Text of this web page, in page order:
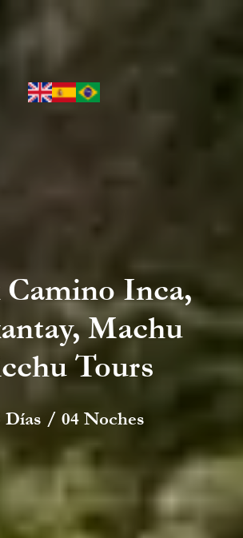
Inca,
Machu
Tours
Días / 04 Noches